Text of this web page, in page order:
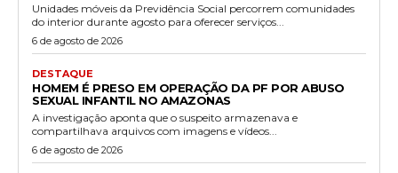
Unidades móveis da Previdência Social percorrem comunidades
do interior durante agosto para oferecer serviços...
6 de agosto de 2026
DESTAQUE
HOMEM É PRESO EM OPERAÇÃO DA PF POR ABUSO
SEXUAL INFANTIL NO AMAZONAS
A investigação aponta que o suspeito armazenava e
compartilhava arquivos com imagens e vídeos...
6 de agosto de 2026